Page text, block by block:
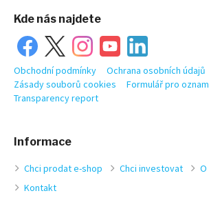
Informace
Chci prodat e-shop Chci investovat
Kontakt
Kde nás najdete
Obchodní podmínky
Ochrana osobních údajů
Zásady souborů cookies
Formulář pro
Transparency report